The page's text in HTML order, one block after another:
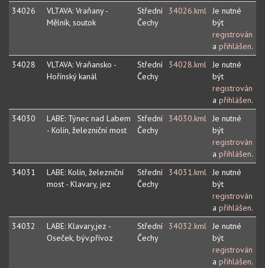
34026
VLTAVA: Vraňany -
Mělník, soutok
Střední
Čechy
34026.kml Je nutné
být
registrován
a přihlášen.
34028
VLTAVA: Vraňansko -
Hořínský kanál
Střední
Čechy
34028.kml Je nutné
být
registrován
a přihlášen.
34030
LABE: Týnec nad Labem
- Kolín, železniční most
Střední
Čechy
34030.kml Je nutné
být
registrován
a přihlášen.
34031
LABE: Kolín, železniční
most - Klavary, jez
Střední
Čechy
34031.kml Je nutné
být
registrován
a přihlášen.
34032
LABE: Klavary,jez -
Oseček, býv.přívoz
Střední
Čechy
34032.kml Je nutné
být
registrován
a přihlášen.